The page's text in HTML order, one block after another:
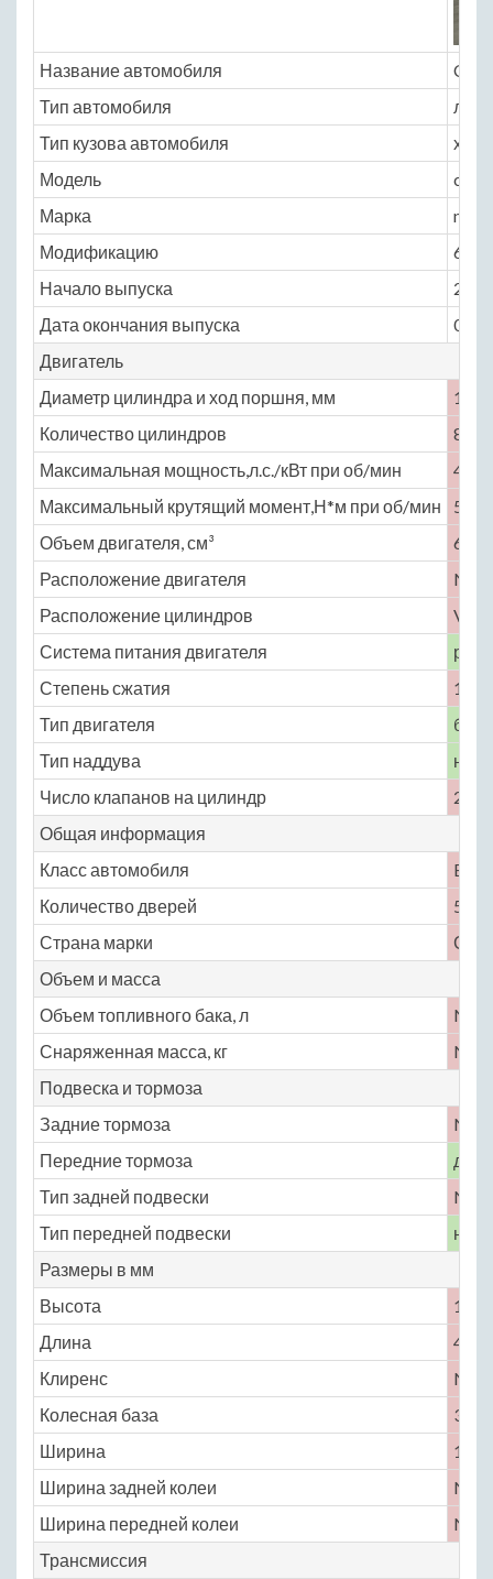
Название автомобиля
Тип автомобиля
Тип кузова автомобиля
Модель
Марка
Модификацию
6.1
Начало выпуска
2007
Дата окончания выпуска
0
Двигатель
Диаметр цилиндра и ход поршня, мм
103
Количество цилиндров
8
Максимальная мощность,л.с./кВт при об/мин
425
Максимальный крутящий момент,Н*м при об/мин
569
Объем двигателя, см³
6059
Расположение двигателя
No
Расположение цилиндров
V-
Система питания двигателя
Степень сжатия
10.3
Тип двигателя
Тип наддува
нет
Число клапанов на цилиндр
2
Общая информация
Класс автомобиля
E
Количество дверей
5
Страна марки
Объем и масса
Объем топливного бака, л
No
Снаряженная масса, кг
No
Подвеска и тормоза
Задние тормоза
No
Передние тормоза
Тип задней подвески
No
Тип передней подвески
Размеры в мм
Высота
1496
Длина
4981
Клиренс
No
Колесная база
3050
Ширина
1885
Ширина задней колеи
No
Ширина передней колеи
No
Трансмиссия